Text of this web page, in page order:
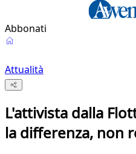
Abbonati
Attualità
L'attivista dalla
la differenza, non